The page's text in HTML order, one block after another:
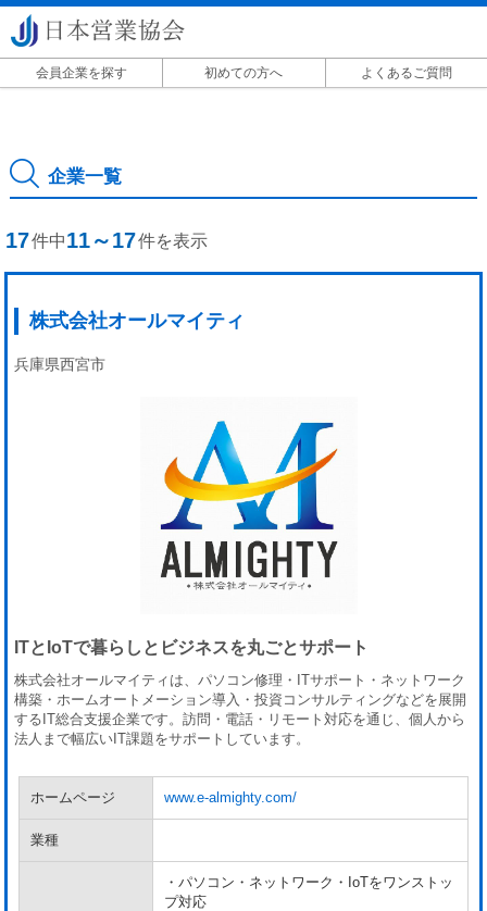
会員企業を探す 初めての方へ
よくあるご質問
企業一覧
17件中11～17件を表示
株式会社オールマイティ
兵庫県西宮市
ITとIoTで暮らしとビジネスを丸ごとサポート
株式会社オールマイティは、パソコン修理・ITサポート・ネットワーク
構築・ホームオートメーション導入・投資コンサルティングなどを展開
するIT総合支援企業です。訪問・電話・リモート対応を通じ、個人から
法人まで幅広いIT課題をサポートしています。
ホームページ www.e-almighty.com/
業種
・パソコン・ネットワーク・IoTをワンストッ
プ対応